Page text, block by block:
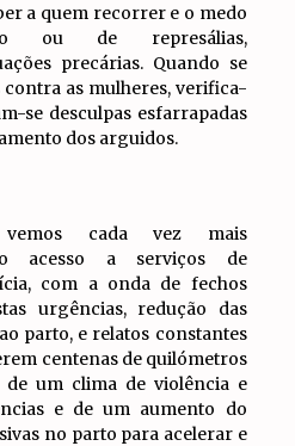
a quem recorrer e o medo
ou de represálias,
precárias. Quando se
contra as mulheres, verifica-
se desculpas esfarrapadas
dos arguidos.
cada vez mais
acesso a serviços de
com a onda de fechos
urgências, redução das
parto, e relatos constantes
centenas de quilómetros
um clima de violência e
e de um aumento do
no parto para acelerar e